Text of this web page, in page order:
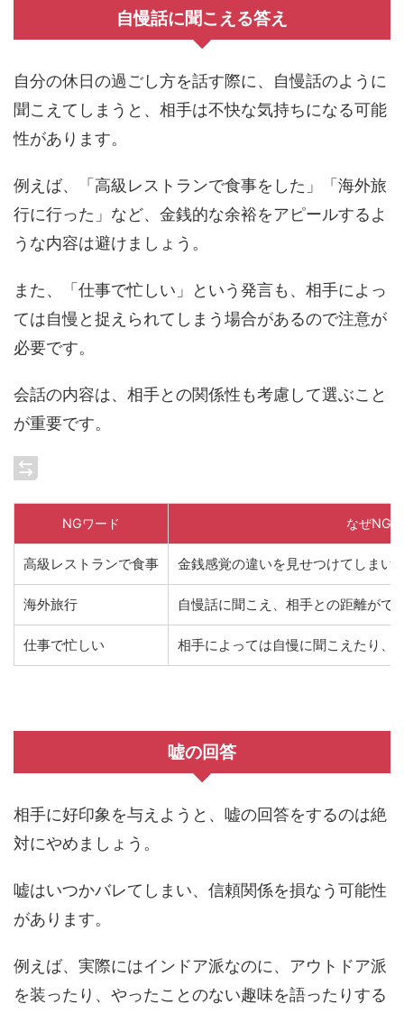
自慢話に聞こえる答え
自分の休日の過ごし方を話す際に、自慢話のように
聞こえてしまうと、相手は不快な気持ちになる可能
性があります。
例えば、「高級レストランで食事をした」「海外旅
行に行った」など、金銭的な余裕をアピールするよ
うな内容は避けましょう。
また、「仕事で忙しい」という発言も、相手によっ
ては自慢と捉えられてしまう場合があるので注意が
必要です。
会話の内容は、相手との関係性も考慮して選ぶこと
が重要です。
NGワード なぜNG
高級レストランで食事 金銭感覚の違いを見せつけてしまい
海外旅行 自慢話に聞こえ、相手との距離がで
仕事で忙しい 相手によっては自慢に聞こえたり、
嘘の回答
相手に好印象を与えようと、嘘の回答をするのは絶
対にやめましょう。
嘘はいつかバレてしまい、信頼関係を損なう可能性
があります。
例えば、実際にはインドア派なのに、アウトドア派
を装ったり、やったことのない趣味を語ったりする